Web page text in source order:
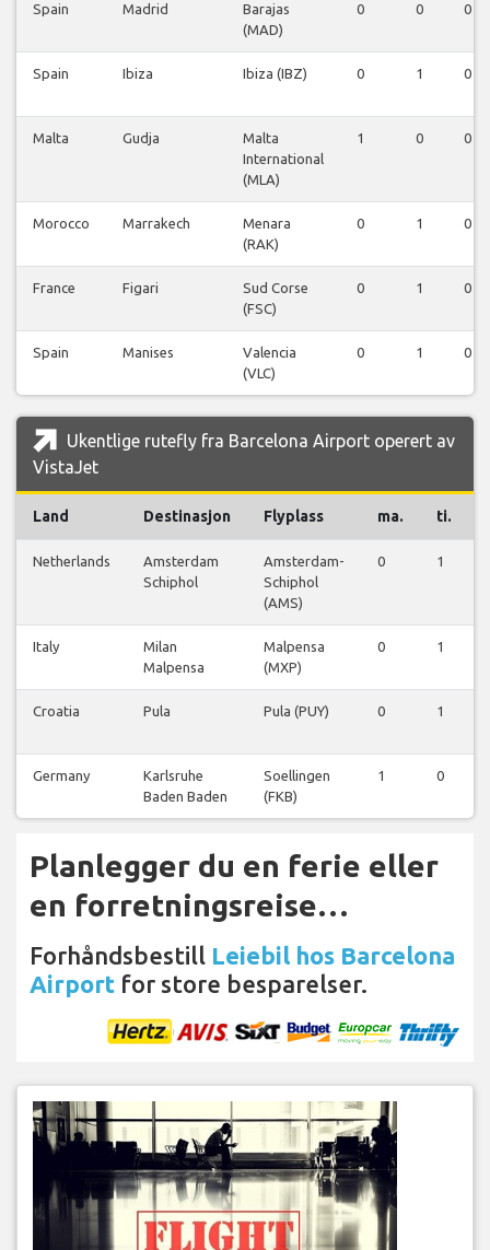
Spain Madrid
Barajas
(MAD)
0 0 0
Spain Ibiza Ibiza (IBZ) 0 1 0
Malta Gudja
Malta
International
(MLA)
1 0 0
Morocco Marrakech
Menara
(RAK)
0 1 0
France Figari
Sud Corse
(FSC)
0 1 0
Spain Manises
Valencia
(VLC)
0 1 0
Ukentlige rutefly fra Barcelona Airport operert av
VistaJet
Land Destinasjon Flyplass ma. ti.
Netherlands
Amsterdam
Schiphol
Amsterdam-
Schiphol
(AMS)
0 1
Italy
Milan
Malpensa
Malpensa
(MXP)
0 1
Croatia Pula Pula (PUY) 0 1
Germany
Karlsruhe
Baden Baden
Soellingen
(FKB)
1 0
Planlegger du en ferie eller
en forretningsreise…
Forhåndsbestill Leiebil hos Barcelona
Airport for store besparelser.